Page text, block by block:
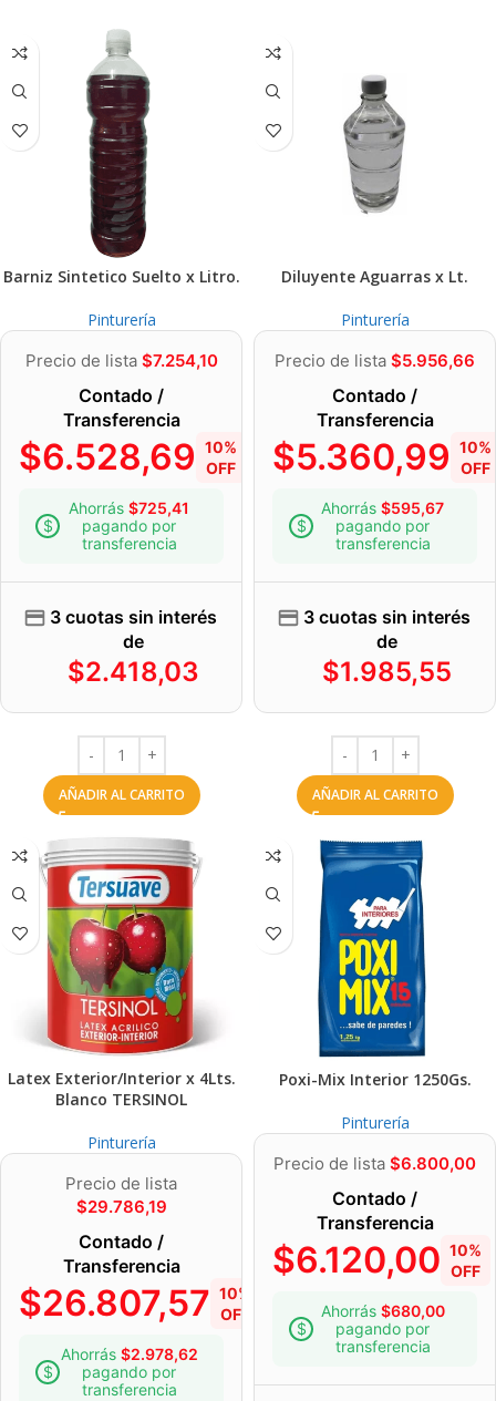
Barniz Sintetico Suelto x Litro.
Pinturería
Precio de lista $7.254,10
Contado /
Transferencia
$6.528,69 10%
OFF
Ahorrás $725,41
pagando por
transferencia
3 cuotas sin interés
de
$2.418,03
AÑADIR AL CARRITO
Diluyente Aguarras x Lt.
Pinturería
Precio de lista $5.956,66
Contado /
Transferencia
$5.360,99 10%
OFF
Ahorrás $595,67
pagando por
transferencia
3 cuotas sin interés
de
$1.985,55
AÑADIR AL CARRITO
Latex Exterior/Interior x 4Lts.
Blanco TERSINOL
Pinturería
Precio de lista
$29.786,19
Contado /
Transferencia
$26.807,57 10%
OFF
Ahorrás $2.978,62
pagando por
transferencia
Poxi-Mix Interior 1250Gs.
Pinturería
Precio de lista $6.800,00
Contado /
Transferencia
$6.120,00 10%
OFF
Ahorrás $680,00
pagando por
transferencia